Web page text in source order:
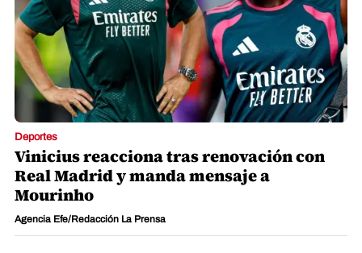
Deportes
Vinicius reacciona tras renovación con
Real Madrid y manda mensaje a
Mourinho
Agencia Efe/Redacción La Prensa